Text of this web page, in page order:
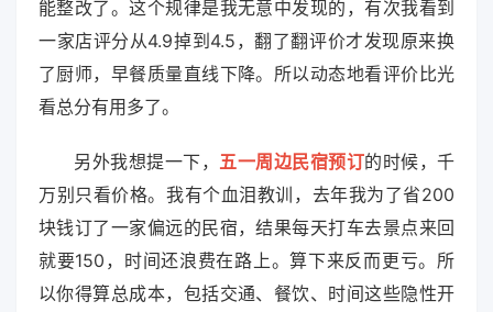
能整改了。这个规律是我无意中发现的，有次我看到
一家店评分从4.9掉到4.5，翻了翻评价才发现原来换
了厨师，早餐质量直线下降。所以动态地看评价比光
看总分有用多了。
另外我想提一下， 五一周边民宿预订的时候，千
万别只看价格。我有个血泪教训，去年我为了省200
块钱订了一家偏远的民宿，结果每天打车去景点来回
就要150，时间还浪费在路上。算下来反而更亏。所
以你得算总成本，包括交通、餐饮、时间这些隐性开